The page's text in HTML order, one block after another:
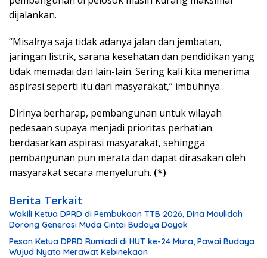
dijalankan.
“Misalnya saja tidak adanya jalan dan jembatan,
jaringan listrik, sarana kesehatan dan pendidikan yang
tidak memadai dan lain-lain. Sering kali kita menerima
aspirasi seperti itu dari masyarakat,” imbuhnya.
Dirinya berharap, pembangunan untuk wilayah
pedesaan supaya menjadi prioritas perhatian
berdasarkan aspirasi masyarakat, sehingga
pembangunan pun merata dan dapat dirasakan oleh
masyarakat secara menyeluruh. (*)
Berita Terkait
Wakili Ketua DPRD di Pembukaan TTB 2026, Dina Maulidah
Dorong Generasi Muda Cintai Budaya Dayak
Pesan Ketua DPRD Rumiadi di HUT ke-24 Mura, Pawai Budaya
Wujud Nyata Merawat Kebinekaan